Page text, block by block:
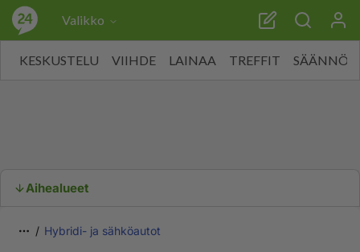
Valikko
KESKUSTELU VIIHDE LAINAA TREFFIT SÄÄNNÖT
Aihealueet
Hybridi- ja sähköautot